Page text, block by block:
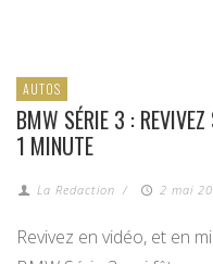
AUTOS
BMW SÉRIE 3 : REVIVEZ
1 MINUTE
La Redaction / 2 mai
Revivez en vidéo, et en